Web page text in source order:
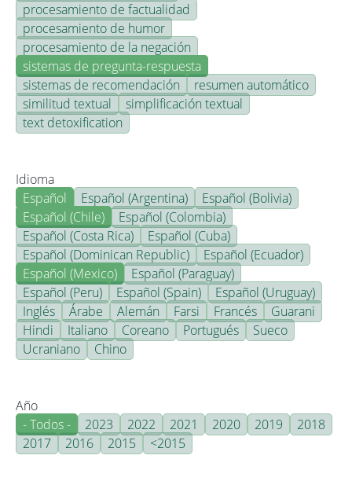
procesamiento de factualidad
procesamiento de humor
procesamiento de la negación
sistemas de pregunta-respuesta
sistemas de recomendación
resumen automático
similitud textual
simplificación textual
text detoxification
Idioma
Español
Español (Argentina)
Español (Bolivia)
Español (Chile)
Español (Colombia)
Español (Costa Rica)
Español (Cuba)
Español (Dominican Republic)
Español (Ecuador)
Español (Mexico)
Español (Paraguay)
Español (Peru)
Español (Spain)
Español (Uruguay)
Inglés
Árabe Alemán Farsi Francés
Guarani
Hindi
Italiano Coreano Portugués
Sueco
Ucraniano
Chino
Año
- Todos -
2023 2022 2021 2020 2019
2018
2017
2016 2015 <2015